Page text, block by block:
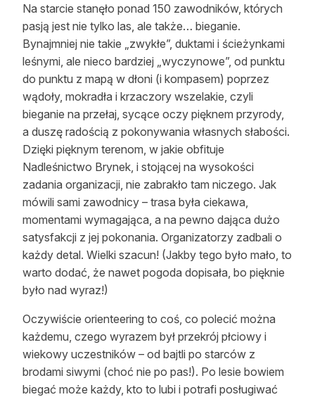
Archiwum
Kontakt
Na starcie stanęło ponad 150 zawodników, których
pasją jest nie tylko las, ale także… bieganie.
Bynajmniej nie takie „zwykłe”, duktami i ścieżynkami
leśnymi, ale nieco bardziej „wyczynowe”, od punktu
do punktu z mapą w dłoni (i kompasem) poprzez
wądoły, mokradła i krzaczory wszelakie, czyli
bieganie na przełaj, sycące oczy pięknem przyrody,
a duszę radością z pokonywania własnych słabości.
Dzięki pięknym terenom, w jakie obfituje
Nadleśnictwo Brynek, i stojącej na wysokości
zadania organizacji, nie zabrakło tam niczego. Jak
mówili sami zawodnicy – trasa była ciekawa,
momentami wymagająca, a na pewno dająca dużo
satysfakcji z jej pokonania. Organizatorzy zadbali o
każdy detal. Wielki szacun! (Jakby tego było mało, to
warto dodać, że nawet pogoda dopisała, bo pięknie
było nad wyraz!)
Oczywiście orienteering to coś, co polecić można
każdemu, czego wyrazem był przekrój płciowy i
wiekowy uczestników – od bajtli po starców z
brodami siwymi (choć nie po pas!). Po lesie bowiem
biegać może każdy, kto to lubi i potrafi posługiwać